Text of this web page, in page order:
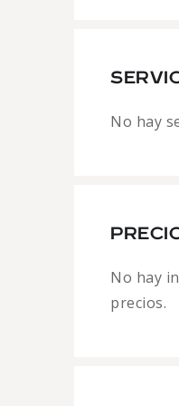
No hay
No hay
precios.